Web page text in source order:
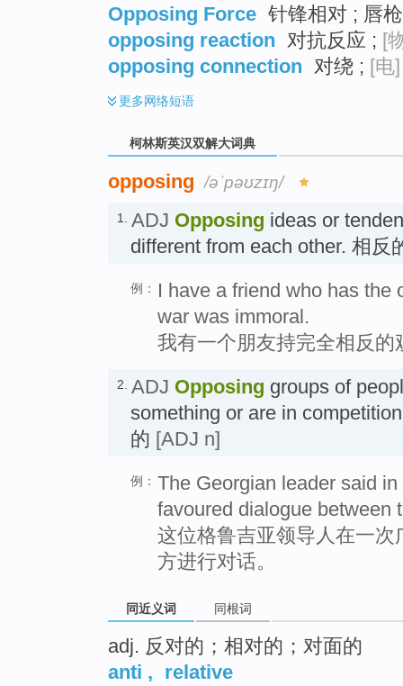
Opposing Force 针锋相对 ; 唇
opposing reaction 对抗反应 ; [
opposing connection 对绕 ; [电]
更多网络短语
柯林斯英汉双解大词典
opposing /əˈpəʊzɪŋ/
1. ADJ Opposing ideas or
different from each other. 相反
例：
I have a friend who has the
war was immoral.
我有一个朋友持完全相反
2. ADJ Opposing groups of
something or are in
的 [ADJ n]
例： The Georgian leader said
favoured dialogue between
这位格鲁吉亚领导人在一
方进行对话。
同近义词 同根词
adj. 反对的；相对的；对面的
anti , relative